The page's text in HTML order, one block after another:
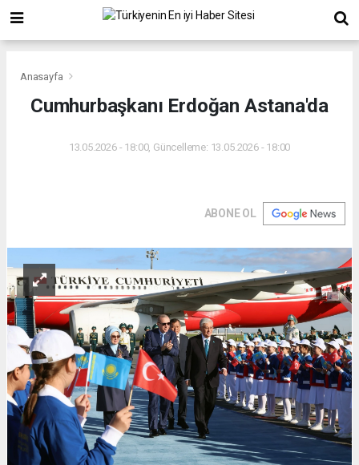
Anasayfa
Cumhurbaşkanı Erdoğan Astana'da
13.05.2026 - 18:00, Güncelleme: 13.05.2026 - 18:00
ABONE OL